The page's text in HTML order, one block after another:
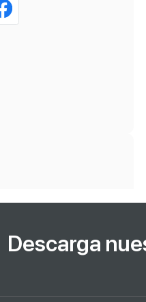
Descarga